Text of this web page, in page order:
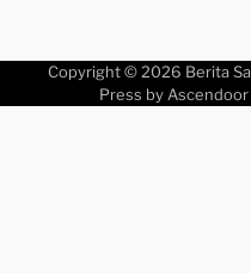
Copyright © 2026 Berita
Press by Ascendoor